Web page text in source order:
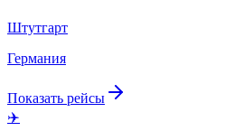
Штутгарт
Германия
Показать рейсы
✈️